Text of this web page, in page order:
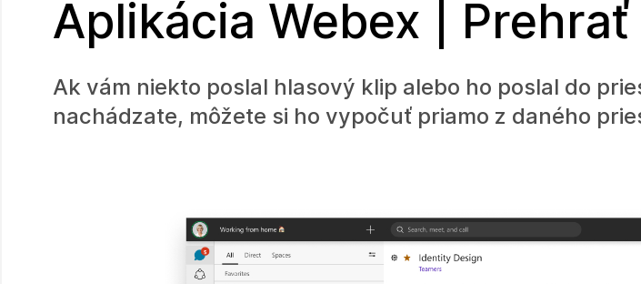
Aplikácia Webex |
Ak vám niekto poslal hlasový klip alebo ho poslal do
nachádzate, môžete si ho vypočuť priamo z daného